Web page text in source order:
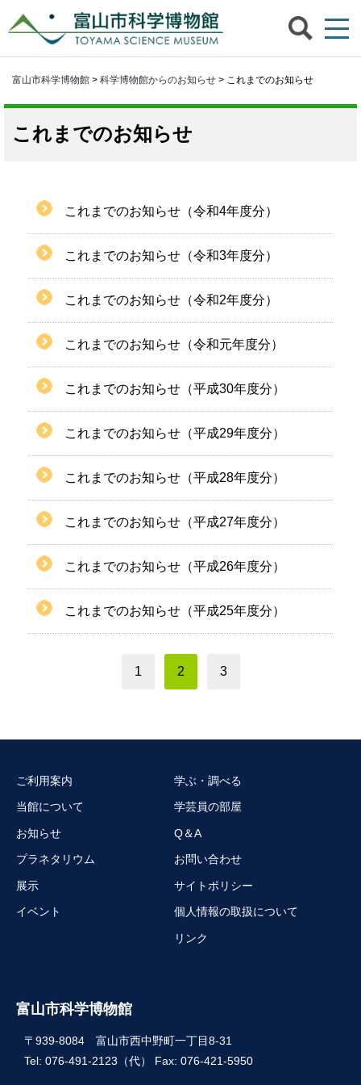
富山市科学博物館 > 科学博物館からのお知らせ > これまでのお知らせ
これまでのお知らせ
これまでのお知らせ（令和4年度分）
これまでのお知らせ（令和3年度分）
これまでのお知らせ（令和2年度分）
これまでのお知らせ（令和元年度分）
これまでのお知らせ（平成30年度分）
これまでのお知らせ（平成29年度分）
これまでのお知らせ（平成28年度分）
これまでのお知らせ（平成27年度分）
これまでのお知らせ（平成26年度分）
これまでのお知らせ（平成25年度分）
1 2 3
富山市科学博物館
〒939-8084 富山市西中野町一丁目8-31
Tel: 076-491-2123（代） Fax: 076-421-5950
ご利用案内
当館について
お知らせ
プラネタリウム
展示
イベント
学ぶ・調べる
学芸員の部屋
Q＆A
お問い合わせ
サイトポリシー
個人情報の取扱について
リンク